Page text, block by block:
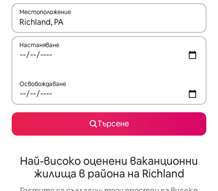
Местоположение
Когато резултатите се покажат, използвайте
Настаняване
Освобождаване
Търсене
Най-високо оценени ваканционни
жилища в района на Richland